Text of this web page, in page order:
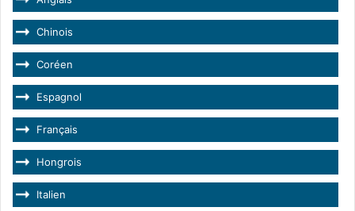
Chinois
Coréen
Espagnol
Français
Hongrois
Italien